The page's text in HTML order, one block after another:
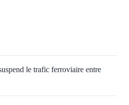
le trafic ferroviaire entre